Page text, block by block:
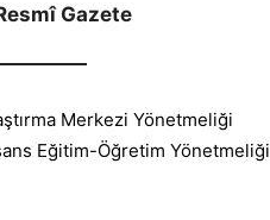
Gazete
Merkezi Yönetmeliği
Eğitim-Öğretim Yönetmeliği